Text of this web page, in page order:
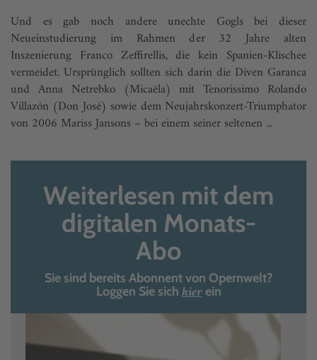
Und es gab noch andere unechte Gogls bei dieser
Neueinstudierung im Rahmen der 32 Jahre alten
Inszenierung Franco Zeffirellis, die kein Spanien-Klischee
vermeidet. Ursprünglich sollten sich darin die Diven Garanca
und Anna Netrebko (Micaëla) mit Tenorissimo Rolando
Villazón (Don José) sowie dem Neujahrskonzert-Triumphator
von 2006 Mariss Jansons – bei einem seiner seltenen ...
Weiterlesen mit dem
digitalen Monats-
Abo
Sie sind bereits Abonnent von Opernwelt?
Loggen Sie sich hierein